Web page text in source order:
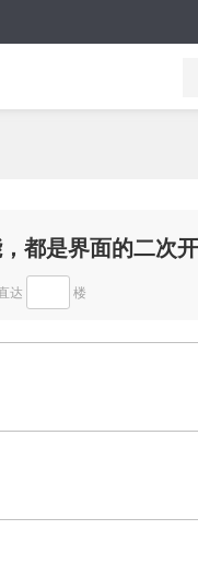
都是界面的二次开
达 楼